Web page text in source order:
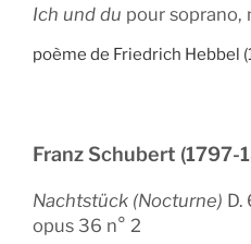
Ich und du pour soprano,
poème de Friedrich Hebbel
Franz Schubert (1797-
Nachtstück (Nocturne) D.
opus 36 n° 2